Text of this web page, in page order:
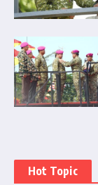
Hot Topic